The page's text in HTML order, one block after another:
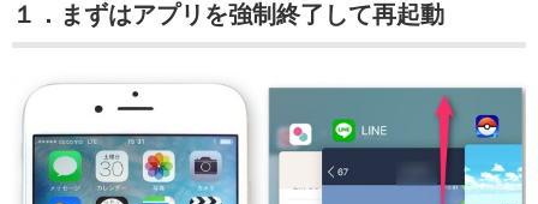
１．まずはアプリを強制終了して再起動